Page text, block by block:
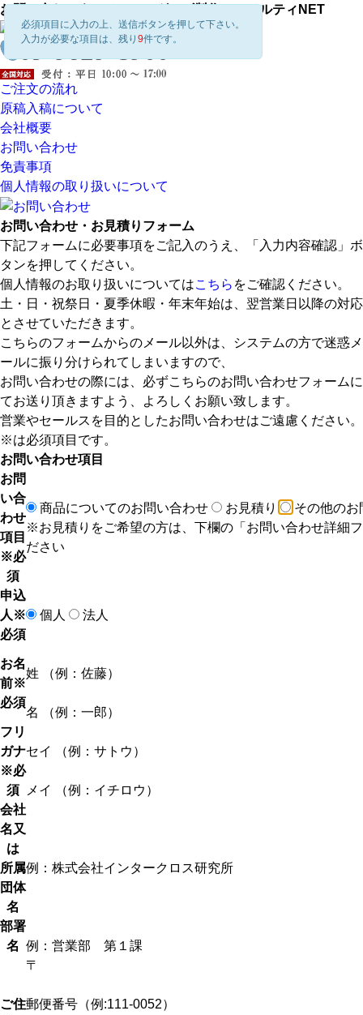
お問い合わせ｜ノベルティグッズ製作はノベルティNET
ご注文の流れ
原稿入稿について
会社概要
お問い合わせ
免責事項
個人情報の取り扱いについて
お問い合わせ・お見積りフォーム
下記フォームに必要事項をご記入のうえ、「入力内容確認」ボ
タンを押してください。
個人情報のお取り扱いについてはこちら をご確認ください。
土・日・祝祭日・夏季休暇・年末年始は、翌営業日以降の対応
とさせていただきます。
こちらのフォームからのメール以外は、システムの方で迷惑メ
ールに振り分けられてしまいますので、
お問い合わせの際には、必ずこちらのお問い合わせフォームに
てお送り頂きますよう、よろしくお願い致します。
営業やセールスを目的としたお問い合わせはご遠慮ください。
※は必須項目です。
お問い合わせ項目
お問
い合
わせ
項目
※必
須
商品についてのお問い合わせ お見積り
その他のお
※お見積りをご希望の方は、下欄の「お問い合わせ詳細
ださい
申込
人 ※
必須
個人 法人
お名
前※
必須
姓 （例：佐藤）
名 （例：一郎）
フリ
ガナ
※必
須
セイ （例：サトウ）
メイ （例：イチロウ）
会社
名又
は
所属
団体
名
例：株式会社インタークロス研究所
部署
名 例：営業部 第１課
ご住
〒
郵便番号（例:111‐0052）
必須項目に入力の上、送信ボタンを押して下さい。
入力が必要な項目は、残り 9件です。